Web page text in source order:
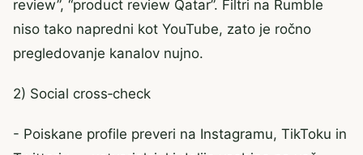
review”, “product review Qatar”. Filtri na Rumble
niso tako napredni kot YouTube, zato je ročno
pregledovanje kanalov nujno.
2) Social cross‑check
- Poiskane profile preveri na Instagramu, TikToku in